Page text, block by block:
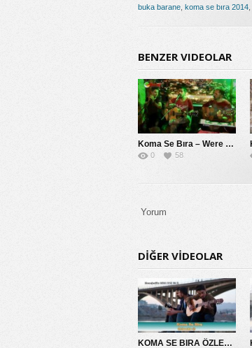
buka barane koma se bıra 2014
BENZER VIDEOLAR
Koma Se Bıra – Were Le Mardin
0 58
Yorum
DIĞER VIDEOLAR
KOMA SE BIRA ÖZLEMİM SANA 2014